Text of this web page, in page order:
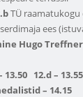
TÜ raamatukogu
ees
Hugo
13.50 12.d – 13.55
– 14.15